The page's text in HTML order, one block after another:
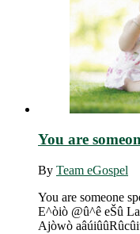
You are
By Team eGospel
You are someone
E^òiò @û^ê eŠû
Ajòwò